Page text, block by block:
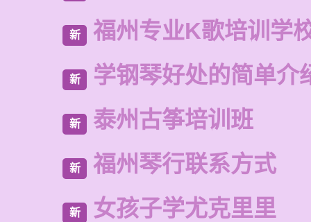
新 福州专业K歌培训学
新 学钢琴好处的简单介
新 泰州古筝培训班
新 福州琴行联系方式
新 女孩子学尤克里里